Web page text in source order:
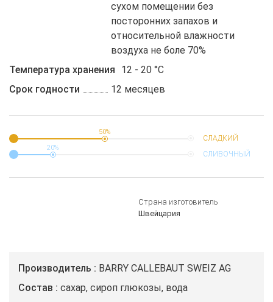
сухом помещении без
посторонних запахов и
относительной влажности
воздуха не боле 70%
Температура хранения
12 - 20 °C
Срок годности
12 месяцев
50%
СЛАДКИЙ
20%
СЛИВОЧНЫЙ
Страна изготовитель
Швейцария
Производитель
BARRY CALLEBAUT SWEIZ AG
Состав
сахар, сироп глюкозы, вода